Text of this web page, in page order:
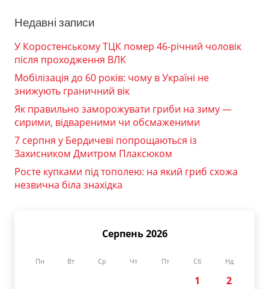
Недавні записи
У Коростенському ТЦК помер 46-річний чоловік
після проходження ВЛК
Мобілізація до 60 років: чому в Україні не
знижують граничний вік
Як правильно заморожувати гриби на зиму —
сирими, відвареними чи обсмаженими
7 серпня у Бердичеві попрощаються із
Захисником Дмитром Плаксюком
Росте купками під тополею: на який гриб схожа
незвична біла знахідка
Серпень 2026
Пн Вт Ср Чт Пт Сб Нд
1
2